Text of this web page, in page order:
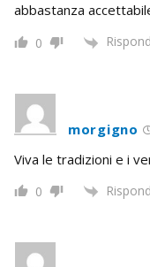
abbastanza
0
morgigno
Viva le tradizioni e i
0